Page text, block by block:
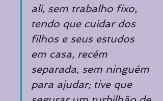
ali, sem trabalho fixo,
tendo que cuidar dos
filhos e seus estudos
em casa, recém
separada, sem ninguém
para ajudar; tive que